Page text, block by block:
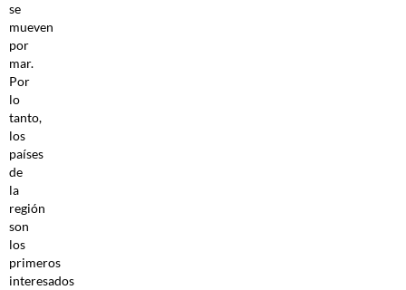
se
mueven
por
mar.
Por
lo
tanto,
los
países
de
la
región
son
los
primeros
interesados